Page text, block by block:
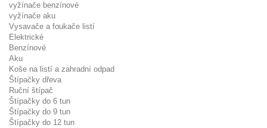
vyžínače benzínové
vyžínače aku
Vysavače a foukače listí
Elektrické
Benzínové
Aku
Koše na listí a zahradní odpad
Štípačky dřeva
Ruční štípač
Štípačky do 6 tun
Štípačky do 9 tun
Štípačky do 12 tun